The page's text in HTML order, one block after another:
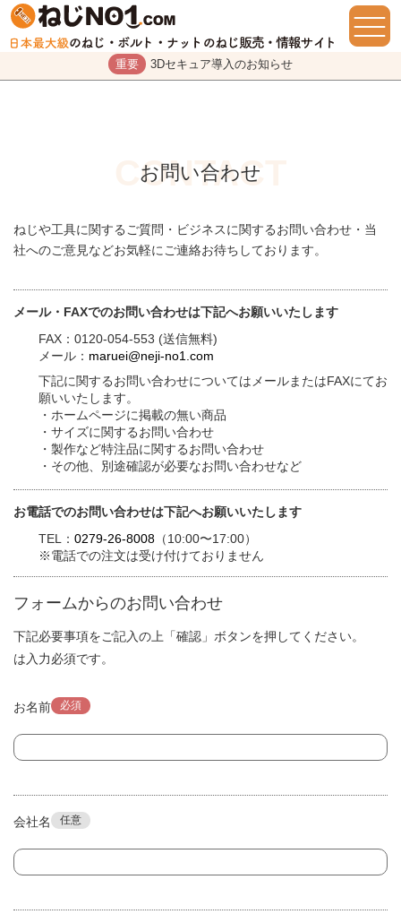
重要 3Dセキュア導入のお知らせ
お問い合わせ
ねじや工具に関するご質問・ビジネスに関するお問い合わせ・当
社へのご意見などお気軽にご連絡お待ちしております。
メール・FAXでのお問い合わせは下記へお願いいたします
FAX：0120-054-553 (送信無料)
メール： maruei@neji-no1.com
下記に関するお問い合わせについてはメールまたはFAXにてお
願いいたします。
・ホームページに掲載の無い商品
・サイズに関するお問い合わせ
・製作など特注品に関するお問い合わせ
・その他、別途確認が必要なお問い合わせなど
お電話でのお問い合わせは下記へお願いいたします
TEL： 0279-26-8008 （10:00〜17:00）
※電話での注文は受け付けておりません
フォームからのお問い合わせ
下記必要事項をご記入の上「確認」ボタンを押してください。
は入力必須です。
お名前 必須
会社名 任意